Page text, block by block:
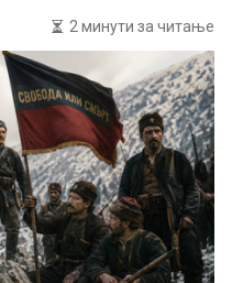
2 минути за читање